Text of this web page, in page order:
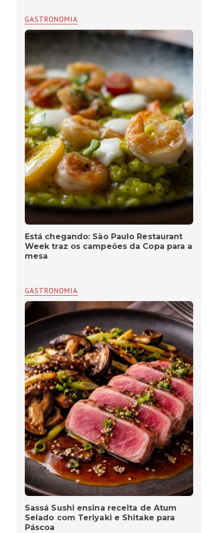
GASTRONOMIA
Está chegando: São Paulo Restaurant
Week traz os campeões da Copa para a
mesa
GASTRONOMIA
Sassá Sushi ensina receita de Atum
Selado com Teriyaki e Shitake para
Páscoa